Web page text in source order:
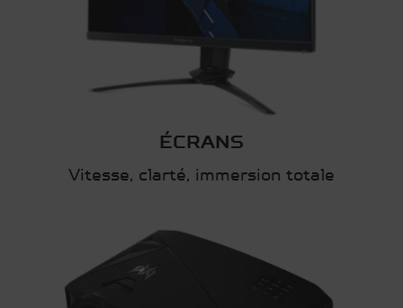
ÉCRANS
Vitesse, clarté, immersion totale